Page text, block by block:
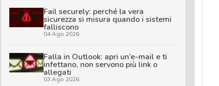
Fail securely: perché la vera
sicurezza si misura quando i sistemi
falliscono
04 Ago 2026
Falla in Outlook: apri un’e-mail e ti
infettano, non servono più link o
allegati
03 Ago 2026